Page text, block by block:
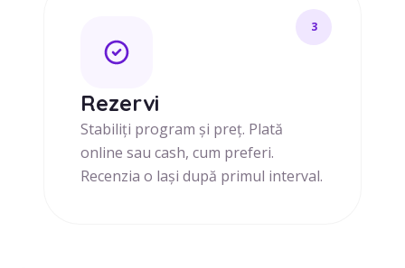
3
Rezervi
Stabiliți program și preț. Plată
online sau cash, cum preferi.
Recenzia o lași după primul interval.